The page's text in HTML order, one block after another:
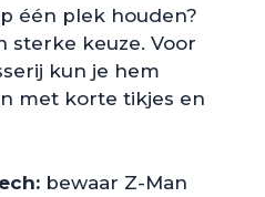
één plek houden?
sterke keuze. Voor
kun je hem
met korte tikjes en
bewaar Z-Man